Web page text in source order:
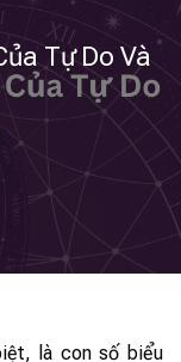
Tự Do Và
là con số biểu